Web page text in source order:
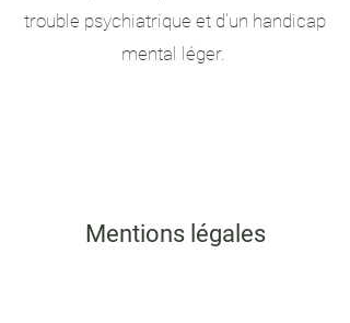
trouble psychiatrique et d'un handicap
mental léger.
Mentions légales